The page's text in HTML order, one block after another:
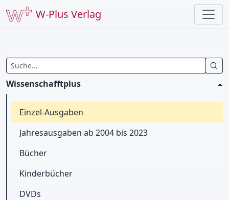
W-Plus Verlag
Wissenschafftplus
Einzel-Ausgaben
Jahresausgaben ab 2004 bis 2023
Bücher
Kinderbücher
DVDs